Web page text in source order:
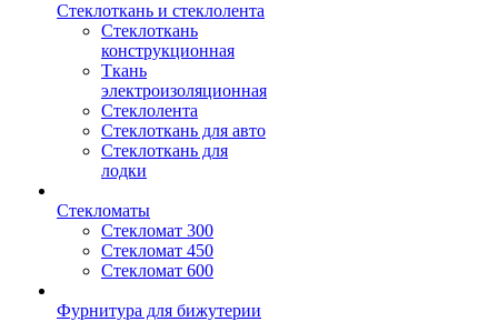
Стеклоткань и стеклолента
Стеклоткань
конструкционная
Ткань
электроизоляционная
Стеклолента
Стеклоткань для авто
Стеклоткань для
лодки
Стекломаты
Стекломат 300
Стекломат 450
Стекломат 600
Фурнитура для бижутерии